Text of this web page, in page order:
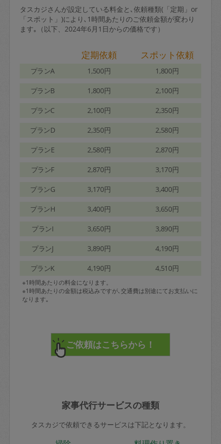
タスカジさんが設定している料金と､依頼種類(「定期」or
「スポット」)により､1時間あたりのご依頼金額が変わり
ます｡（以下、2024年6月1日からの価格です）
定期依頼 スポット依頼
プランA 1,500円 1,800円
プランB 1,800円 2,100円
プランC 2,100円 2,350円
プランD 2,350円 2,580円
プランE 2,580円 2,870円
プランF 2,870円 3,170円
プランG 3,170円 3,400円
プランH 3,400円 3,650円
プランI 3,650円 3,890円
プランJ 3,890円 4,190円
プランK 4,190円 4,510円
※1時間あたりの料金になります。
※1時間あたりの金額は税込みですが､交通費は別途にてお支払いに
なります｡
家事代行サービスの種類
タスカジで依頼できるサービスは下記となります。